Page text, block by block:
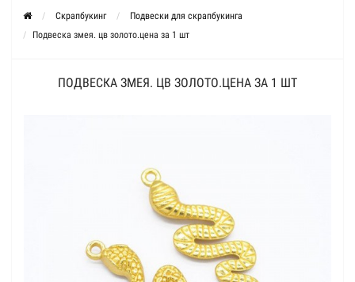
Скрапбукинг
Подвески для скрапбукинга
Подвеска змея. цв золото.цена за 1 шт
ПОДВЕСКА ЗМЕЯ. ЦВ ЗОЛОТО.ЦЕНА ЗА 1 ШТ